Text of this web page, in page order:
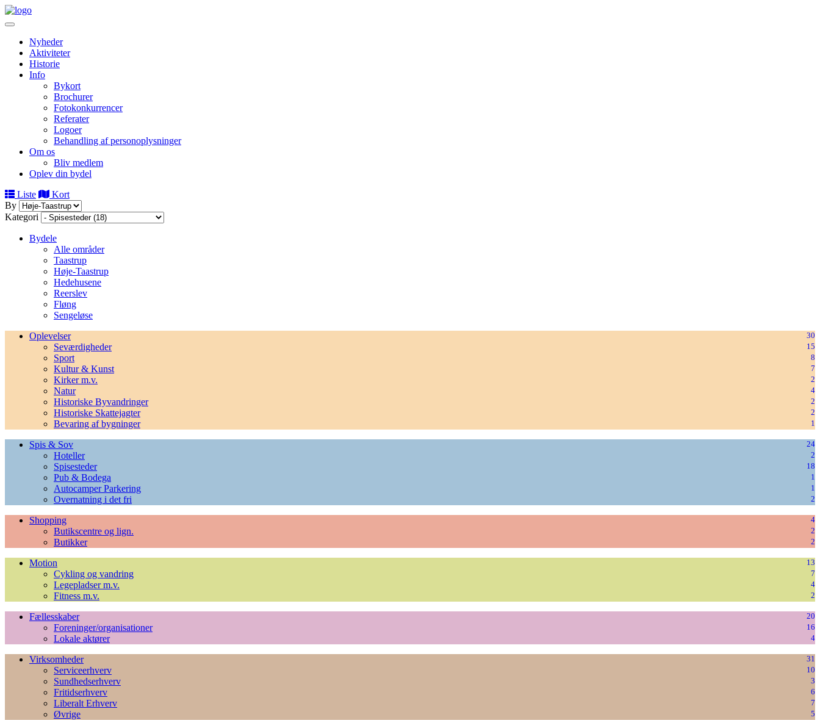
Nyheder
Aktiviteter
Historie
Info
Bykort
Brochurer
Fotokonkurrencer
Referater
Logoer
Behandling af personoplysninger
Om os
Bliv medlem
Oplev din bydel
+
−
Liste
Kort
By
Kategori
Bydele
Alle områder
Taastrup
Høje-Taastrup
Hedehusene
Reerslev
Fløng
Sengeløse
30
Oplevelser
15
Seværdigheder
8
Sport
7
Kultur & Kunst
2
Kirker m.v.
4
Natur
2
Historiske Byvandringer
2
Historiske Skattejagter
1
Bevaring af bygninger
24
Spis & Sov
2
Hoteller
18
Spisesteder
1
Pub & Bodega
1
Autocamper Parkering
2
Overnatning i det fri
4
Shopping
2
Butikscentre og lign.
2
Butikker
13
Motion
7
Cykling og vandring
4
Legepladser m.v.
2
Fitness m.v.
20
Fællesskaber
16
Foreninger/organisationer
4
Lokale aktører
31
Virksomheder
10
Serviceerhverv
3
Sundhedserhverv
6
Fritidserhverv
7
Liberalt Erhverv
5
Øvrige